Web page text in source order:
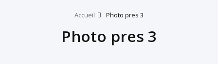
Accueil Photo pres 3
Photo pres 3